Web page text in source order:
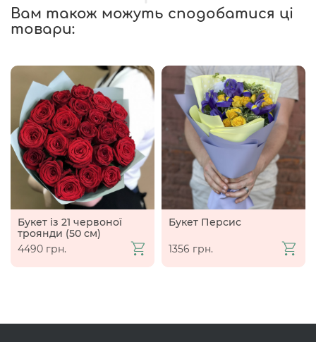
Вам також можуть сподобатися ці
товари:
Букет із 21 червоної
троянди (50 см)
4490 грн.
Букет Персис
1356 грн.